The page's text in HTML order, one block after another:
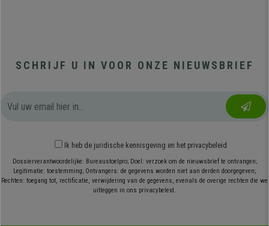
SCHRIJF U IN VOOR ONZE NIEUWSBRIEF
Ik heb de juridische kennisgeving en het privacybeleid
Dossierverantwoordelijke: Bureaustoelpro; Doel: verzoek om de nieuwsbrief te ontvangen;
Legitimatie: toestemming; Ontvangers: de gegevens worden niet aan derden doorgegeven;
Rechten: toegang tot, rectificatie, verwijdering van de gegevens, evenals de overige rechten die we
uitleggen in ons privacybeleid.